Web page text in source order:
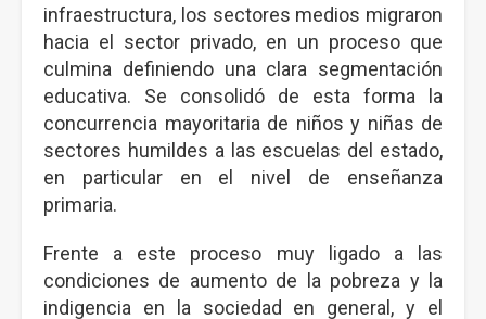
infraestructura, los sectores medios migraron
hacia el sector privado, en un proceso que
culmina definiendo una clara segmentación
educativa. Se consolidó de esta forma la
concurrencia mayoritaria de niños y niñas de
sectores humildes a las escuelas del estado,
en particular en el nivel de enseñanza
primaria.
Frente a este proceso muy ligado a las
condiciones de aumento de la pobreza y la
indigencia en la sociedad en general, y el